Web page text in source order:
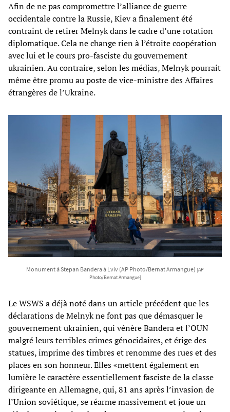
Afin de ne pas compromettre l’alliance de guerre
occidentale contre la Russie, Kiev a finalement été
contraint de retirer Melnyk dans le cadre d’une rotation
diplomatique. Cela ne change rien à l’étroite coopération
avec lui et le cours pro-fasciste du gouvernement
ukrainien. Au contraire, selon les médias, Melnyk pourrait
même être promu au poste de vice-ministre des Affaires
étrangères de l’Ukraine.
Monument à Stepan Bandera à Lviv (AP Photo/Bernat Armangue) [AP
Photo/Bernat Armangue]
Le WSWS a déjà noté dans un article précédent que les
déclarations de Melnyk ne font pas que démasquer le
gouvernement ukrainien, qui vénère Bandera et l’OUN
malgré leurs terribles crimes génocidaires, et érige des
statues, imprime des timbres et renomme des rues et des
places en son honneur. Elles «mettent également en
lumière le caractère essentiellement fasciste de la classe
dirigeante en Allemagne, qui, 81 ans après l’invasion de
l’Union soviétique, se réarme massivement et joue un